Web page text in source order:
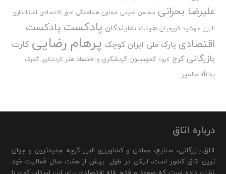
علیرضا بحرانی محسن امینی معاون هماهنگی امور اقتصادی استانداری
البرز مهشید قورچیان هیات نمایندگان پادکست پادکست
اقتصادی پارک ملی ایران کوچک پرهام رضایی کارت
بازرگانی کرج کرونا کمیسیون گردشگری و اقتصاد هنر گردشگری گمرک
یدالله مالمیر
درباره اتاق
اتاق بازرگانی، صنایع، معادن و کشاورزی البرز گرچه جدیدترین و جوان
ترین اتاق کشور است، لیکن در طول بیش از هفت سال فعالیت خود